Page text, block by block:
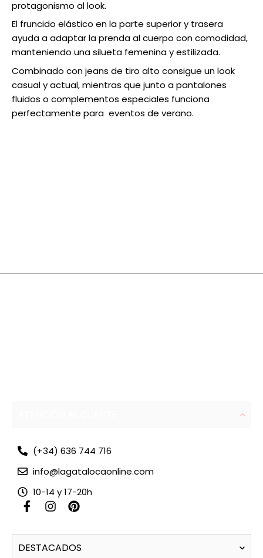
protagonismo al look.
El fruncido elástico en la parte superior y trasera
ayuda a adaptar la prenda al cuerpo con comodidad,
manteniendo una silueta femenina y estilizada.
Combinado con jeans de tiro alto consigue un look
casual y actual, mientras que junto a pantalones
fluidos o complementos especiales funciona
perfectamente para eventos de verano.
(+34) 636 744 716
info@lagatalocaonline.com
10-14 y 17-20h
F
a
e
b
I
n
t
a
P
i
t
e
DESTACADOS